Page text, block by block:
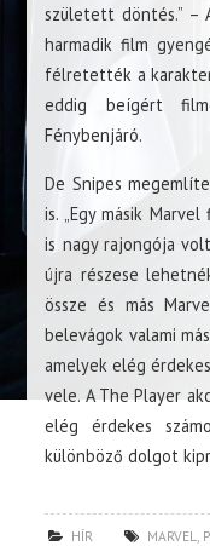
született döntés.” –
harmadik film
félretették a
eddig beígért
Fénybenjáró.
De Snipes
is. „Egy másik
is nagy rajongója
újra részese
össze és más
belevágok valami
amelyek elég
vele. A The Player
elég érdekes
különböző dolgot
HÍR MARVEL